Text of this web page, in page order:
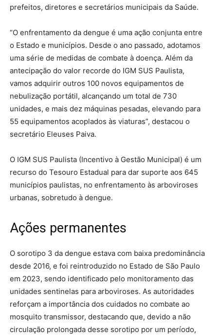
prefeitos, diretores e secretários municipais da Saúde.
“O enfrentamento da dengue é uma ação conjunta entre
o Estado e municípios. Desde o ano passado, adotamos
uma série de medidas de combate à doença. Além da
antecipação do valor recorde do IGM SUS Paulista,
vamos adquirir outros 100 novos equipamentos de
nebulização portátil, alcançando um total de 730
unidades, e mais dez máquinas pesadas, elevando para
55 equipamentos acoplados às viaturas”, destacou o
secretário Eleuses Paiva.
O IGM SUS Paulista (Incentivo à Gestão Municipal) é um
recurso do Tesouro Estadual para dar suporte aos 645
municípios paulistas, no enfrentamento às arboviroses
urbanas, sobretudo à dengue.
Ações permanentes
O sorotipo 3 da dengue estava com baixa predominância
desde 2016, e foi reintroduzido no Estado de São Paulo
em 2023, sendo identificado pelo monitoramento das
unidades sentinelas para arboviroses. As autoridades
reforçam a importância dos cuidados no combate ao
mosquito transmissor, destacando que, devido a não
circulação prolongada desse sorotipo por um período,